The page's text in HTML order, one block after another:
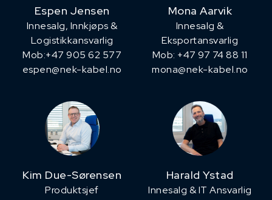
Espen Jensen
Innesalg, ​Innkjøps &
Logistikkansvarlig
Mob:+47 905 62 577
espen@nek-kabel.no
Mona Aarvik
Innesalg &
Eksportansvarlig
Mob: +47 97 74 88 11
mona@nek-kabel.no
Kim Due-Sørensen
Produktsjef
Harald Ystad
Innesalg & IT Ansvarlig